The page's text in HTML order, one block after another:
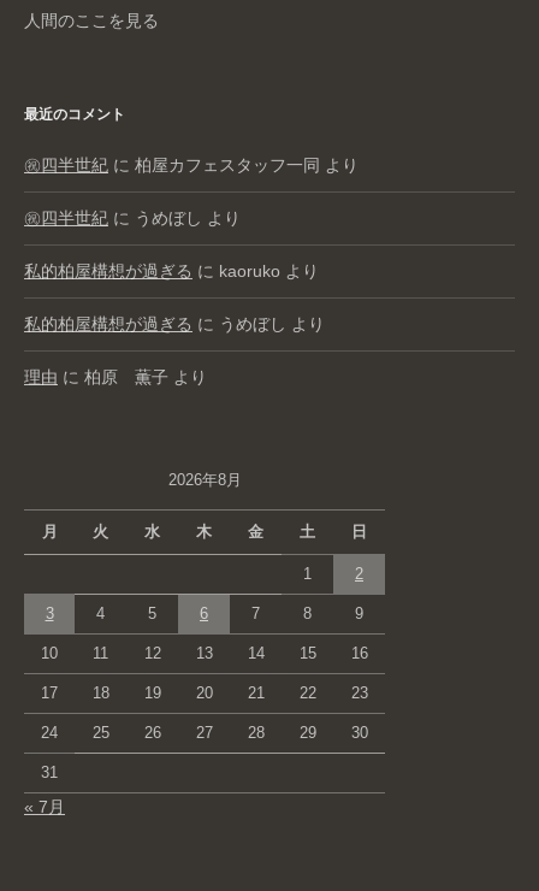
人間のここを見る
最近のコメント
㊗️四半世紀 に 柏屋カフェスタッフ一同 より
㊗️四半世紀 に うめぼし より
私的柏屋構想が過ぎる に kaoruko より
私的柏屋構想が過ぎる に うめぼし より
理由 に 柏原 薫子 より
2026年8月
月 火 水 木 金 土 日
1 2
3 4 5 6 7 8 9
10 11 12 13 14 15 16
17 18 19 20 21 22 23
24 25 26 27 28 29 30
31
« 7月